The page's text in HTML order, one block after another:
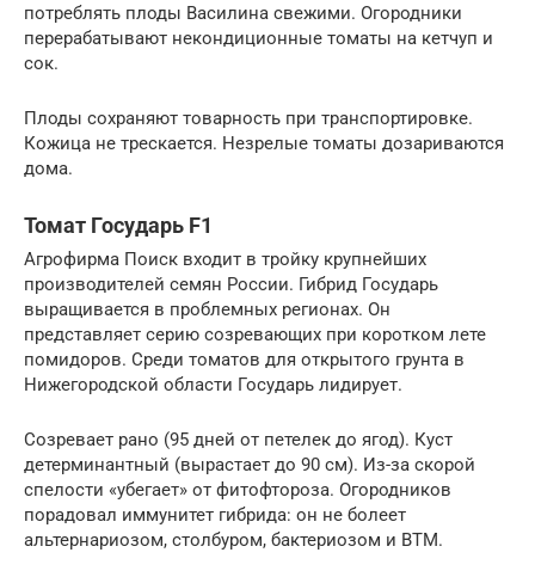
потреблять плоды Василина свежими. Огородники
перерабатывают некондиционные томаты на кетчуп и
сок.
Плоды сохраняют товарность при транспортировке.
Кожица не трескается. Незрелые томаты дозариваются
дома.
Томат Государь F1
Агрофирма Поиск входит в тройку крупнейших
производителей семян России. Гибрид Государь
выращивается в проблемных регионах. Он
представляет серию созревающих при коротком лете
помидоров. Среди томатов для открытого грунта в
Нижегородской области Государь лидирует.
Созревает рано (95 дней от петелек до ягод). Куст
детерминантный (вырастает до 90 см). Из-за скорой
спелости «убегает» от фитофтороза. Огородников
порадовал иммунитет гибрида: он не болеет
альтернариозом, столбуром, бактериозом и ВТМ.